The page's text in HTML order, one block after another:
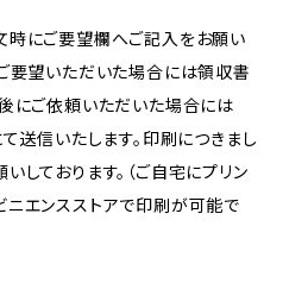
時にご要望欄へご記入をお願い
要望いただいた場合には領収書
にご依頼いただいた場合には
送信いたします。印刷につきまし
しております。（ご自宅にプリン
エンスストアで印刷が可能で